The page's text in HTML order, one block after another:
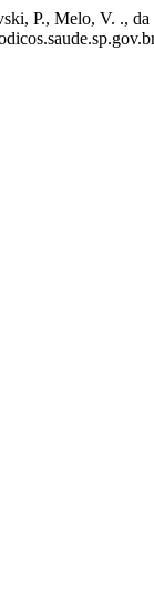
P., Melo, V. .,